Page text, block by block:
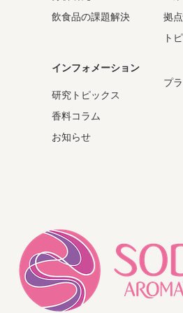
飲食品の課題解決
拠
ト
インフォメーション
研究トピックス
香料コラム
お知らせ
プ